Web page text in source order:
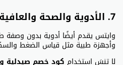
7. الأدوية والصحة والعافية
وايتس يقدم أيضًا أدوية بدون وصفة
وأجهزة طبية مثل قياس الضغط
لا تنسَ استخدام كود خصم صيدلية